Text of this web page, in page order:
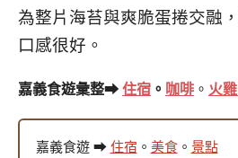
為整片海苔與爽脆蛋捲交融
口感很好。
嘉義食遊彙整➡ 住宿 。 咖啡 。 火
嘉義食遊 ➡ 住宿 。 美食。 景點